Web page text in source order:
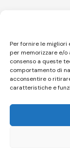
Per fornire le migliori
per memorizzare e/o
consenso a queste
comportamento di
acconsentire o
caratteristiche e
“Armonie